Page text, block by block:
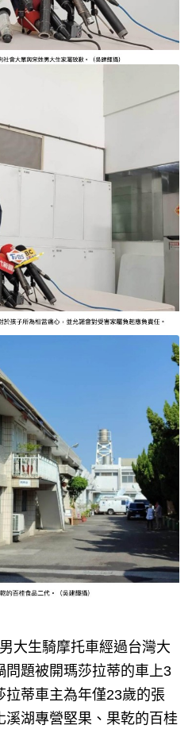
大生騎摩托車經過台灣大
問題被開瑪莎拉蒂的車上3
蒂車主為年僅23歲的張
溪湖專營堅果、果乾的百桂